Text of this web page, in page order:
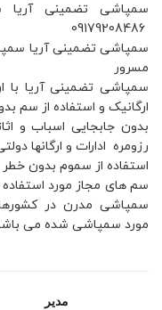
سمپاشی تضمینی
مسرور
سمپاشی تضمینی آریا با
ارگانیک و استفاده از سم
بدون جابجایی اسباب و
رزومره ادارات و ارگانها
استفاده از سموم بدون خطر
سم های مجاز مورد
سمپاشی مدرن در
مورد سمپاشی شده می
مدیر